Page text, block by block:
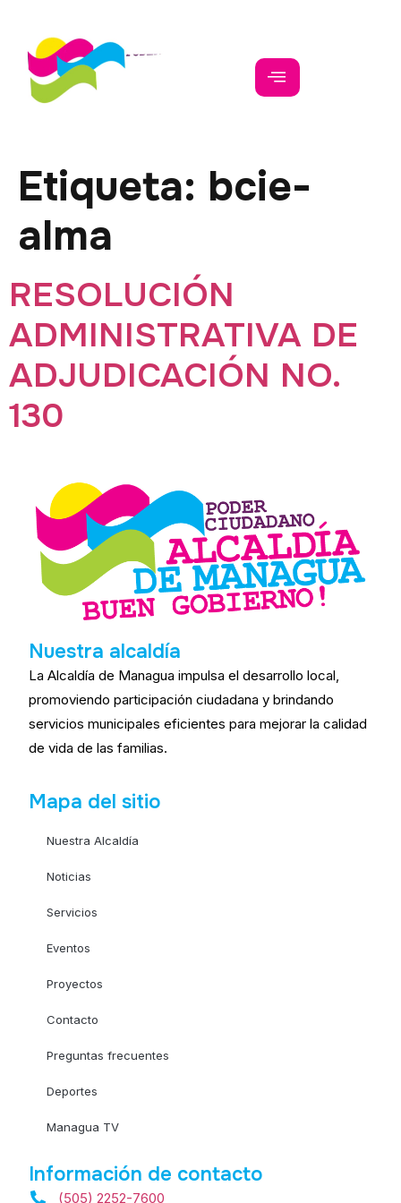
Etiqueta: bcie-
alma
RESOLUCIÓN
ADMINISTRATIVA DE
ADJUDICACIÓN NO.
130
Nuestra alcaldía
La Alcaldía de Managua impulsa el desarrollo local,
promoviendo participación ciudadana y brindando
servicios municipales eficientes para mejorar la calidad
de vida de las familias.
Mapa del sitio
Nuestra Alcaldía
Noticias
Servicios
Eventos
Proyectos
Contacto
Preguntas frecuentes
Deportes
Managua TV
Información de contacto
(505) 2252-7600